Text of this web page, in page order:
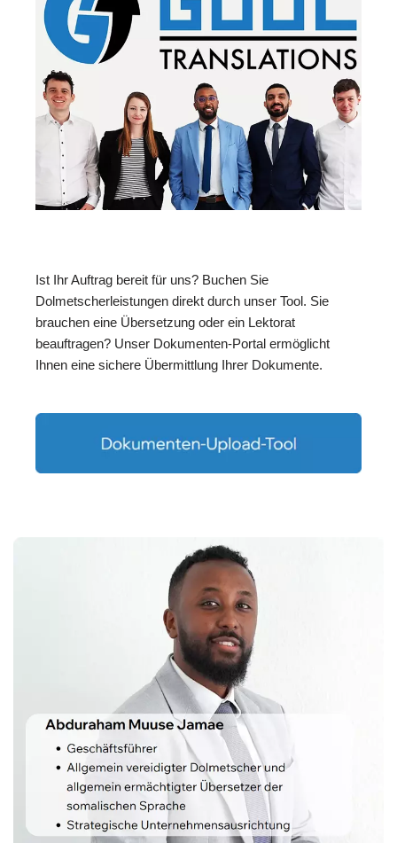
Ist Ihr Auftrag bereit für uns? Buchen Sie
Dolmetscherleistungen direkt durch unser Tool. Sie
brauchen eine Übersetzung oder ein Lektorat
beauftragen? Unser Dokumenten-Portal ermöglicht
Ihnen eine sichere Übermittlung Ihrer Dokumente.